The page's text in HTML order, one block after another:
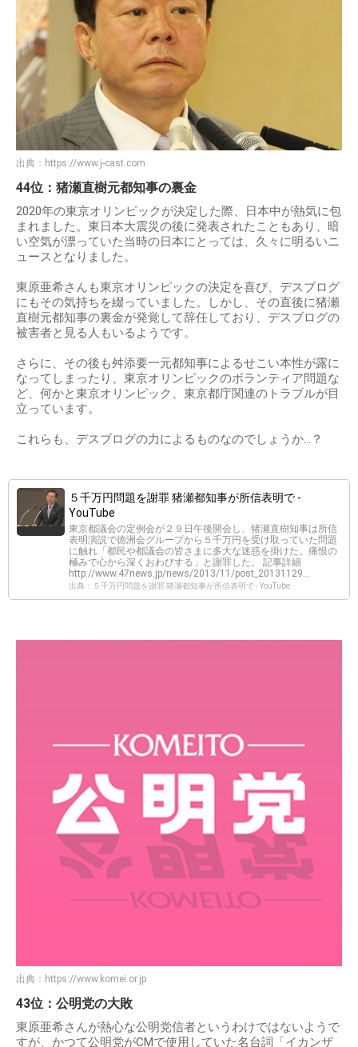
出典： https://www.j-cast.com
44位：猪瀬直樹元都知事の裏金
2020年の東京オリンピックが決定した際、日本中が熱気に包
まれました。東日本大震災の後に発表されたこともあり、暗
い空気が漂っていた当時の日本にとっては、久々に明るいニ
ュースとなりました。
東原亜希さんも東京オリンピックの決定を喜び、デスブログ
にもその気持ちを綴っていました。しかし、その直後に猪瀬
直樹元都知事の裏金が発覚して辞任しており、デスブログの
被害者と見る人もいるようです。
さらに、その後も舛添要一元都知事によるせこい本性が露に
なってしまったり、東京オリンピックのボランティア問題な
ど、何かと東京オリンピック、東京都庁関連のトラブルが目
立っています。
これらも、デスブログの力によるものなのでしょうか…？
５千万円問題を謝罪 猪瀬都知事が所信表明で -
YouTube
東京都議会の定例会が２９日午後開会し、猪瀬直樹知事は所信
表明演説で徳洲会グループから５千万円を受け取っていた問題
に触れ「都民や都議会の皆さまに多大な迷惑を掛けた。痛恨の
極みで心から深くおわびする」と謝罪した。 記事詳細
http://www.47news.jp/news/2013/11/post_20131129...
出典：５千万円問題を謝罪 猪瀬都知事が所信表明で - YouTube
出典： https://www.komei.or.jp
43位：公明党の大敗
東原亜希さんが熱心な公明党信者というわけではないようで
すが、かつて公明党がCMで使用していた名台詞「イカンザ